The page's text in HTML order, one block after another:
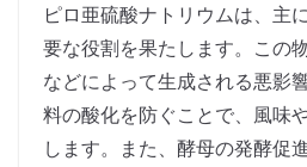
ピロ亜硫酸ナトリウムは、主
要な役割を果たします。この
などによって生成される悪影
料の酸化を防ぐことで、風味
します。また、酵母の発酵促